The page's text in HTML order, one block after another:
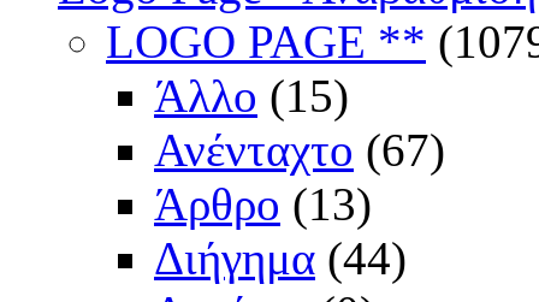
LOGO PAGE **
Άλλο (15)
Ανένταχτο (67)
Άρθρο (13)
Διήγημα (44)